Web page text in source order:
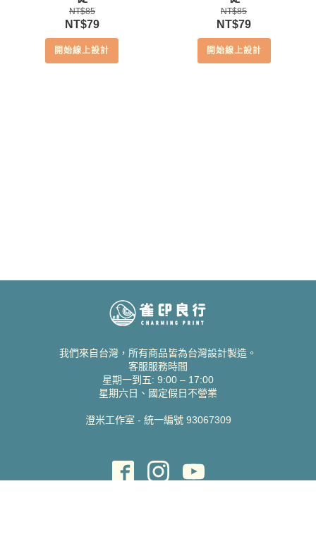
NT$85
原
始
價
NT$79目
前
價
開始線上設計
NT$85
原
始
價
NT$79目
前
價
開始線上設計
我們來自台灣，所有商品皆為台灣設計製造。
客服服務時間
星期一到五: 9:00 – 17:00
星期六日、國定假日不營業
澄米工作室 - 統一編號 93067309